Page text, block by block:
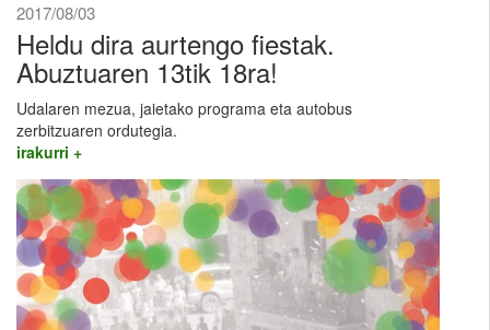
2017/08/03
Heldu dira aurtengo fiestak.
Abuztuaren 13tik 18ra!
Udalaren mezua, jaietako programa eta autobus
zerbitzuaren ordutegia.
irakurri +